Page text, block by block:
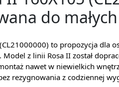
do
to propozycja dla
z linii Rosa II został
nawet w niewielkich
rezygnowania z codziennej